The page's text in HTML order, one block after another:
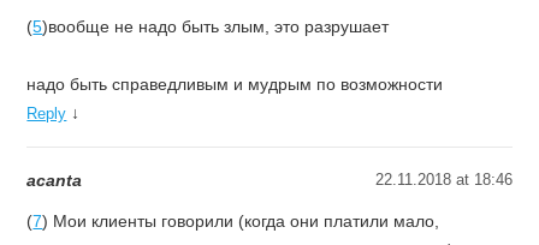
(5)вообще не надо быть злым, это разрушает
надо быть справедливым и мудрым по возможности
Reply ↓
acanta 22.11.2018 at 18:46
(7) Мои клиенты говорили (когда они платили мало,